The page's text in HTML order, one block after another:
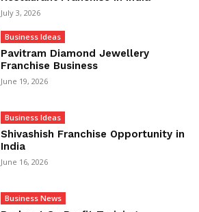
July 3, 2026
Business Ideas
Pavitram Diamond Jewellery
Franchise Business
June 19, 2026
Business Ideas
Shivashish Franchise Opportunity in
India
June 16, 2026
Business News